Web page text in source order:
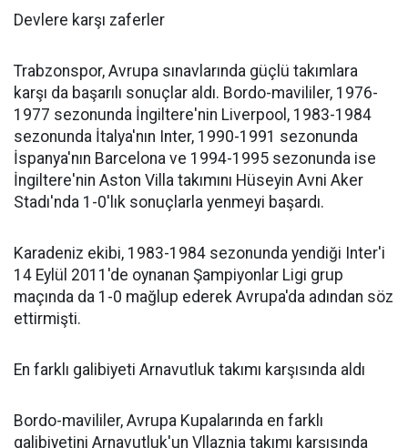
Devlere karşı zaferler
Trabzonspor, Avrupa sınavlarında güçlü takımlara
karşı da başarılı sonuçlar aldı. Bordo-mavililer, 1976-
1977 sezonunda İngiltere'nin Liverpool, 1983-1984
sezonunda İtalya'nın Inter, 1990-1991 sezonunda
İspanya'nın Barcelona ve 1994-1995 sezonunda ise
İngiltere'nin Aston Villa takımını Hüseyin Avni Aker
Stadı'nda 1-0'lık sonuçlarla yenmeyi başardı.
Karadeniz ekibi, 1983-1984 sezonunda yendiği Inter'i
14 Eylül 2011'de oynanan Şampiyonlar Ligi grup
maçında da 1-0 mağlup ederek Avrupa'da adından söz
ettirmişti.
En farklı galibiyeti Arnavutluk takımı karşısında aldı
Bordo-mavililer, Avrupa Kupalarında en farklı
galibiyetini Arnavutluk'un Vllaznia takımı karşısında